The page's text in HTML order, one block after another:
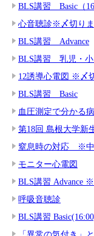
BLS講習 Basic（
心音聴診※〆切り
BLS講習 Advance
BLS講習 乳児・小
12誘導心電図 ※〆
BLS講習 Basic
血圧測定で分かる
第18回 島根大学新
窒息時の対応 ※
モニター心電図
BLS講習 Advance
呼吸音聴診
BLS講習